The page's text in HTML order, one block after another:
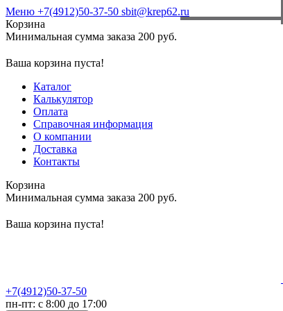
Меню +7(4912)50-37-50 sbit@krep62.ru
Корзина
Минимальная сумма заказа 200 руб.
Ваша корзина пуста!
Каталог
Калькулятор
Оплата
Справочная информация
О компании
Доставка
Контакты
Корзина
Минимальная сумма заказа 200 руб.
Ваша корзина пуста!
+7(4912)50-37-50
пн-пт: с 8:00 до 17:00